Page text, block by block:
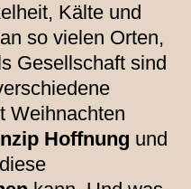
Kälte und
so vielen Orten,
Gesellschaft sind
Weihnachten
Hoffnung und
diese